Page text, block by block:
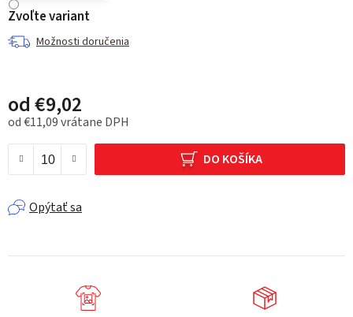
Zvoľte variant
Možnosti doručenia
od€9,02
od€11,09vrátane DPH
DO KOŠÍKA
Opýtať sa